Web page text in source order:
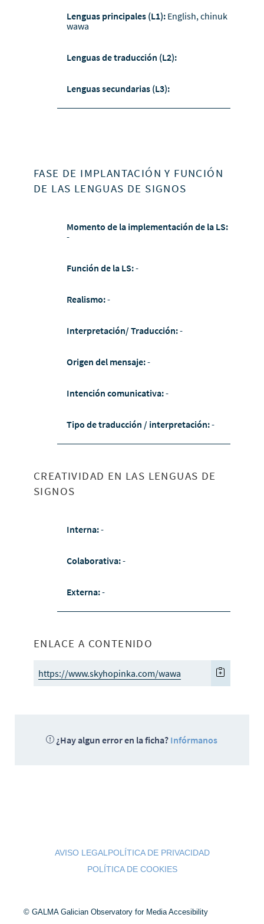
Lenguas principales (L1): English, chinuk
wawa
Lenguas de traducción (L2):
Lenguas secundarias (L3):
FASE DE IMPLANTACIÓN Y FUNCIÓN
DE LAS LENGUAS DE SIGNOS
Momento de la implementación de la LS:
-
Función de la LS:-
Realismo:-
Interpretación/ Traducción:-
Origen del mensaje:-
Intención comunicativa:-
Tipo de traducción / interpretación:-
CREATIVIDAD EN LAS LENGUAS DE
SIGNOS
Interna:-
Colaborativa:-
Externa:-
ENLACE A CONTENIDO
https://www.skyhopinka.com/wawa
¿Hay algun error en la ficha? Infórmanos
AVISO LEGAL POLÍTICA DE PRIVACIDAD
POLÍTICA DE COOKIES
© GALMA Galician Observatory for Media Accesibility